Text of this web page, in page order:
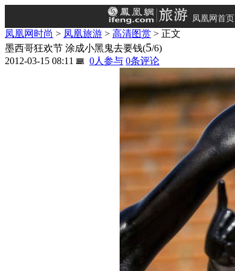
凤凰网首页
凤凰网时尚 > 凤凰旅游 > 高清图赏 > 正文
墨西哥狂欢节 涂成小黑鬼去要钱(5/6)
2012-03-15 08:11
0人参与 0条评论